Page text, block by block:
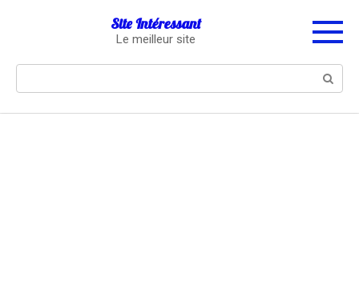
Site Intéressant
Le meilleur site